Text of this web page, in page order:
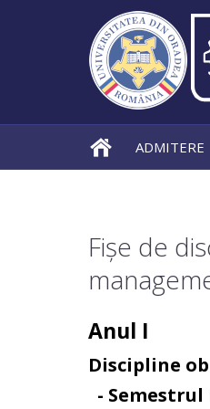
ADMITERE
Fișe de
Anul I
Discipline
- Semestrul